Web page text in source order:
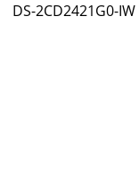
DS-2CD2421G0-